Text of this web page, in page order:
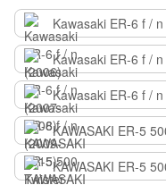
Kawasaki ER-6 f /
Kawasaki ER-6 f /
Kawasaki ER-6 f /
KAWASAKI ER-5
KAWASAKI ER-5